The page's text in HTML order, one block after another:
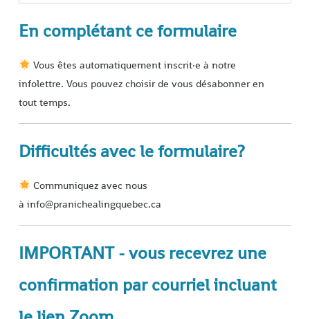
En complétant ce formulaire
Vous êtes automatiquement inscrit·e à notre
infolettre. Vous pouvez choisir de vous désabonner en
tout temps.
Difficultés avec le formulaire?
Communiquez avec nous
à info@pranichealingquebec.ca
IMPORTANT - vous recevrez une
confirmation par courriel incluant